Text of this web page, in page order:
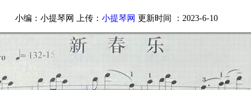
小编：小提琴网 上传： 小提琴网 更新时间 ：2023-6-10